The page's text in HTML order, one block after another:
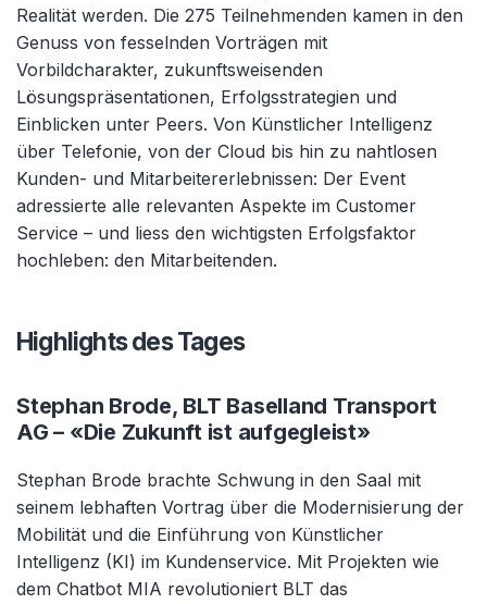
Realität werden. Die 275 Teilnehmenden kamen in den
Genuss von fesselnden Vorträgen mit
Vorbildcharakter, zukunftsweisenden
Lösungspräsentationen, Erfolgsstrategien und
Einblicken unter Peers. Von Künstlicher Intelligenz
über Telefonie, von der Cloud bis hin zu nahtlosen
Kunden- und Mitarbeitererlebnissen: Der Event
adressierte alle relevanten Aspekte im Customer
Service – und liess den wichtigsten Erfolgsfaktor
hochleben: den Mitarbeitenden.
Highlights des Tages
Stephan Brode, BLT Baselland Transport
AG – «Die Zukunft ist aufgegleist»
Stephan Brode brachte Schwung in den Saal mit
seinem lebhaften Vortrag über die Modernisierung der
Mobilität und die Einführung von Künstlicher
Intelligenz (KI) im Kundenservice. Mit Projekten wie
dem Chatbot MIA revolutioniert BLT das